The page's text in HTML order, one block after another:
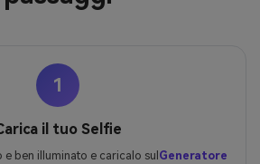
1
il tuo Selfie
ben illuminato e caricalo sul Generatore